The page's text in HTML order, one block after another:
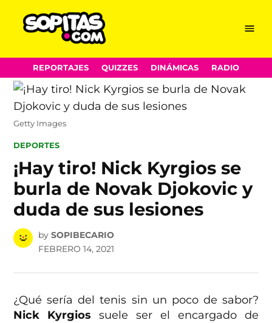
Skip
to
content
Menu
REPORTAJES QUIZZES DINÁMICAS RADIO
Getty Images
POSTED
DEPORTES
¡Hay tiro! Nick Kyrgios se
burla de Novak Djokovic y
duda de sus lesiones
by SOPIBECARIO
FEBRERO 14, 2021
¿Qué sería del tenis sin un poco de sabor?
Nick Kyrgios suele ser el encargado de